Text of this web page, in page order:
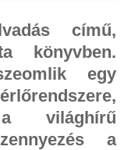
című,
könyvben.
egy
a világhírű
a